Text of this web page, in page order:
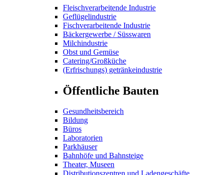
Fleischverarbeitende Industrie
Geflügelindustrie
Fischverarbeitende Industrie
Bäckergewerbe / Süsswaren
Milchindustrie
Obst und Gemüse
Catering/Großküche
(Erfrischungs) getränkeindustrie
Öffentliche Bauten
Gesundheitsbereich
Bildung
Büros
Laboratorien
Parkhäuser
Bahnhöfe und Bahnsteige
Theater, Museen